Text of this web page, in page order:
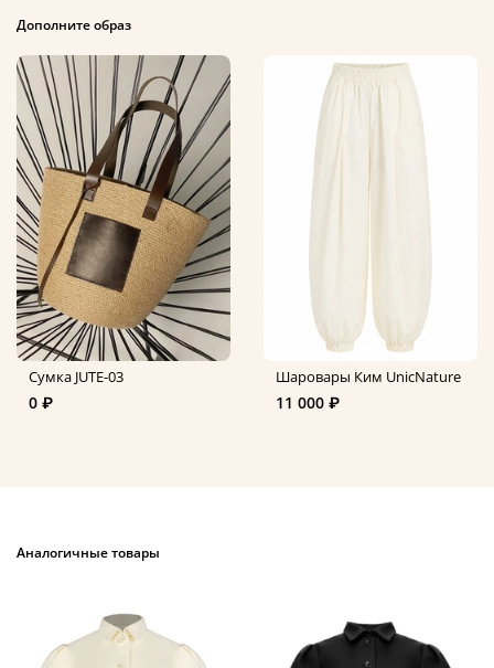
Дополните образ
Сумка JUTE-03
0 ₽
Шаровары Ким UnicNature
11 000 ₽
Аналогичные товары